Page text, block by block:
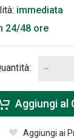
immediata
24/48 ore
Aggiungi al
Aggiungi ai